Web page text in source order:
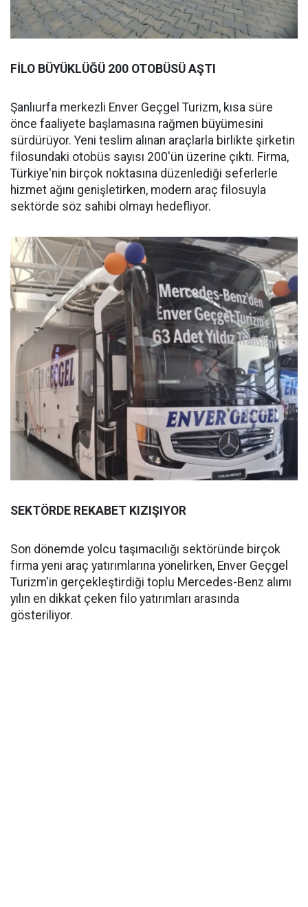
FİLO BÜYÜKLÜĞÜ 200 OTOBÜSÜ AŞTI
Şanlıurfa merkezli Enver Geçgel Turizm, kısa süre
önce faaliyete başlamasına rağmen büyümesini
sürdürüyor. Yeni teslim alınan araçlarla birlikte şirketin
filosundaki otobüs sayısı 200'ün üzerine çıktı. Firma,
Türkiye'nin birçok noktasına düzenlediği seferlerle
hizmet ağını genişletirken, modern araç filosuyla
sektörde söz sahibi olmayı hedefliyor.
SEKTÖRDE REKABET KIZIŞIYOR
Son dönemde yolcu taşımacılığı sektöründe birçok
firma yeni araç yatırımlarına yönelirken, Enver Geçgel
Turizm'in gerçekleştirdiği toplu Mercedes-Benz alımı
yılın en dikkat çeken filo yatırımları arasında
gösteriliyor.